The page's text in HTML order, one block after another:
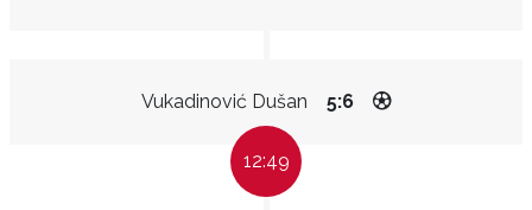
Vukadinović Dušan 5:6
12:49